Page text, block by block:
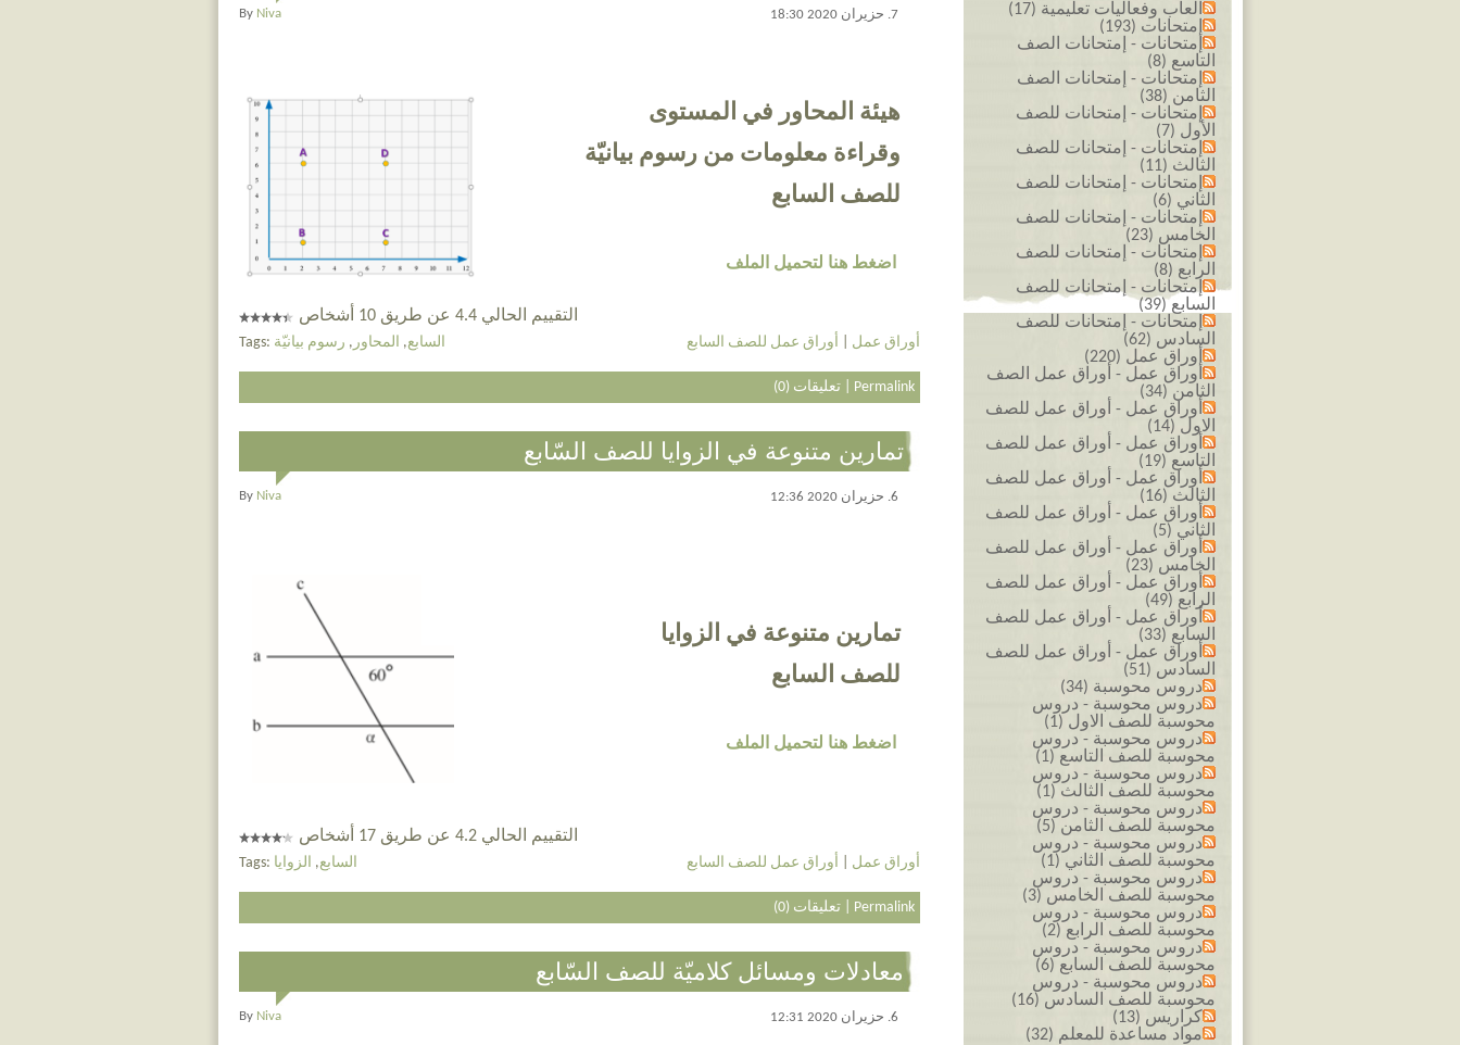
By Niva 7. حزيران 2020 18:30
هيئة المحاور في المستوى
وقراءة معلومات من رسوم بيانيّة
للصف السابع
اضغط هنا لتحميل الملف
التقييم الحالي 4.4 عن طريق 10 أشخاص
Tags: السابع, المحاور , رسوم بيانيّة أوراق عمل أوراق عمل للصف السابع
Permalink
|تعليقات (0)
تمارين متنوعة في الزوايا للصف السّابع
By Niva 6. حزيران 2020 12:36
تمارين متنوعة في الزوايا
للصف السابع
اضغط هنا لتحميل الملف
التقييم الحالي 4.2 عن طريق 17 أشخاص
Tags: السابع, الزوايا أوراق عمل أوراق عمل للصف السابع
Permalink
|تعليقات (0)
معادلات ومسائل كلاميّة للصف السّابع
By Niva 6. حزيران 2020 12:31
العاب وفعاليات تعليمية (17)
إمتحانات (193)
إمتحانات - إمتحانات الصف
التاسع (8)
إمتحانات - إمتحانات الصف
الثامن (38)
إمتحانات - إمتحانات للصف
الأول (7)
إمتحانات - إمتحانات للصف
الثالث (11)
إمتحانات - إمتحانات للصف
الثاني (6)
إمتحانات - إمتحانات للصف
الخامس (23)
إمتحانات - إمتحانات للصف
الرابع (8)
إمتحانات - إمتحانات للصف
السابع (39)
إمتحانات - إمتحانات للصف
السادس (62)
أوراق عمل (220)
أوراق عمل - أوراق عمل الصف
الثامن (34)
أوراق عمل - أوراق عمل للصف
الاول (14)
أوراق عمل - أوراق عمل للصف
التاسع (19)
أوراق عمل - أوراق عمل للصف
الثالث (16)
أوراق عمل - أوراق عمل للصف
الثاني (5)
أوراق عمل - أوراق عمل للصف
الخامس (23)
أوراق عمل - أوراق عمل للصف
الرابع (49)
أوراق عمل - أوراق عمل للصف
السابع (33)
أوراق عمل - أوراق عمل للصف
السادس (51)
دروس محوسبة (34)
دروس محوسبة - دروس
محوسبة للصف الاول (1)
دروس محوسبة - دروس
محوسبة للصف التاسع (1)
دروس محوسبة - دروس
محوسبة للصف الثالث (1)
دروس محوسبة - دروس
محوسبة للصف الثامن (5)
دروس محوسبة - دروس
محوسبة للصف الثاني (1)
دروس محوسبة - دروس
محوسبة للصف الخامس (3)
دروس محوسبة - دروس
محوسبة للصف الرابع (2)
دروس محوسبة - دروس
محوسبة للصف السابع (6)
دروس محوسبة - دروس
محوسبة للصف السادس (16)
كراريس (13)
مواد مساعدة للمعلم (32)